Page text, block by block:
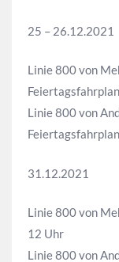
25 – 26.12.2021
Linie 800 von
Feiertagsfahrplan
Linie 800 von
Feiertagsfahrplan
31.12.2021
Linie 800 von
12 Uhr
Linie 800 von